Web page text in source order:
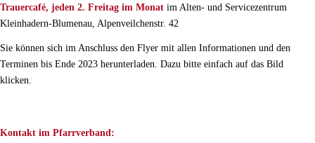
Trauercafé, jeden 2. Freitag im Monat im Alten- und Servicezentrum
Kleinhadern-Blumenau, Alpenveilchenstr. 42
Sie können sich im Anschluss den Flyer mit allen Informationen und den
Terminen bis Ende 2023 herunterladen. Dazu bitte einfach auf das Bild
klicken.
Kontakt im Pfarrverband: